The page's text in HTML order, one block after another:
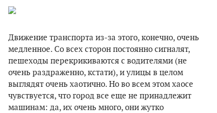
Движение транспорта из-за этого, конечно, очень
медленное. Со всех сторон постоянно сигналят,
пешеходы перекрикиваются с водителями (не
очень раздраженно, кстати), и улицы в целом
выглядят очень хаотично. Но во всем этом хаосе
чувствуется, что город все еще не принадлежит
машинам: да, их очень много, они жутко